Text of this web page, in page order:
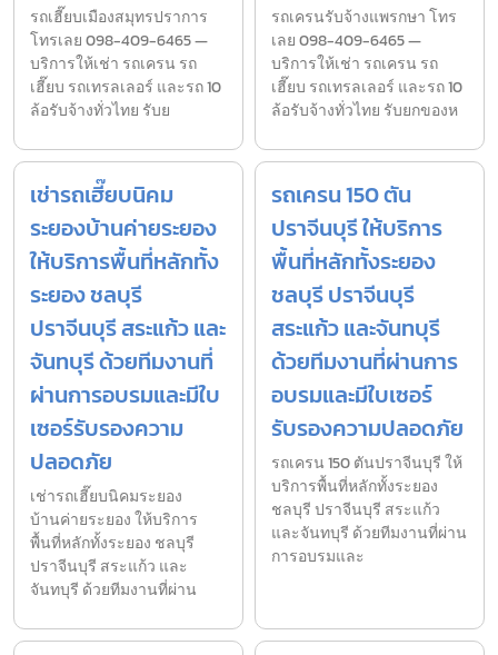
รถเฮี๊ยบเมืองสมุทรปราการ
โทรเลย 098-409-6465 —
บริการให้เช่า รถเครน รถ
เฮี๊ยบ รถเทรลเลอร์ และรถ 10
ล้อรับจ้างทั่วไทย รับย
รถเครนรับจ้างแพรกษา โทร
เลย 098-409-6465 —
บริการให้เช่า รถเครน รถ
เฮี๊ยบ รถเทรลเลอร์ และรถ 10
ล้อรับจ้างทั่วไทย รับยกของห
เช่ารถเฮี๊ยบนิคม
ระยองบ้านค่ายระยอง
ให้บริการพื้นที่หลักทั้ง
ระยอง ชลบุรี
ปราจีนบุรี สระแก้ว และ
จันทบุรี ด้วยทีมงานที่
ผ่านการอบรมและมีใบ
เซอร์รับรองความ
ปลอดภัย
เช่ารถเฮี๊ยบนิคมระยอง
บ้านค่ายระยอง ให้บริการ
พื้นที่หลักทั้งระยอง ชลบุรี
ปราจีนบุรี สระแก้ว และ
จันทบุรี ด้วยทีมงานที่ผ่าน
รถเครน 150 ตัน
ปราจีนบุรี ให้บริการ
พื้นที่หลักทั้งระยอง
ชลบุรี ปราจีนบุรี
สระแก้ว และจันทบุรี
ด้วยทีมงานที่ผ่านการ
อบรมและมีใบเซอร์
รับรองความปลอดภัย
รถเครน 150 ตันปราจีนบุรี ให้
บริการพื้นที่หลักทั้งระยอง
ชลบุรี ปราจีนบุรี สระแก้ว
และจันทบุรี ด้วยทีมงานที่ผ่าน
การอบรมและ